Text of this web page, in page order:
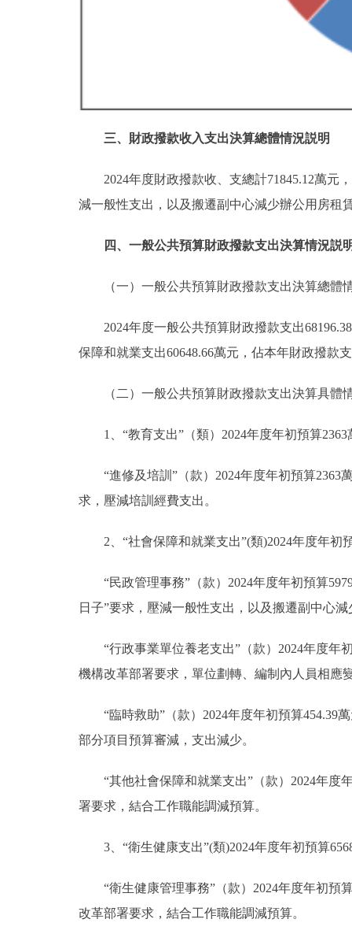
三、財政撥款收入支出決算總體情況説明
2024年度財政撥款收、支總計71845.12萬元
減一般性支出，以及搬遷副中心減少辦公用房租
四、一般公共預算財政撥款支出決算情況説
（一）一般公共預算財政撥款支出決算總體
2024年度一般公共預算財政撥款支出
保障和就業支出60648.66萬元，佔本年財政撥款
（二）一般公共預算財政撥款支出決算具體
1、“教育支出”（類）2024年度年初預算
“進修及培訓”（款）2024年度年初預算2363
求，壓減培訓經費支出。
2、“社會保障和就業支出”(類)2024年度年初
“民政管理事務”（款）2024年度年初預算
日子”要求，壓減一般性支出，以及搬遷副中心
“行政事業單位養老支出”（款）2024年度年
機構改革部署要求，單位劃轉、編制內人員相應
“臨時救助”（款）2024年度年初預算454.39
部分項目預算審減，支出減少。
“其他社會保障和就業支出”（款）2024年度
署要求，結合工作職能調減預算。
3、“衛生健康支出”(類)2024年度年初預算
“衛生健康管理事務”（款）2024年度年初預
改革部署要求，結合工作職能調減預算。